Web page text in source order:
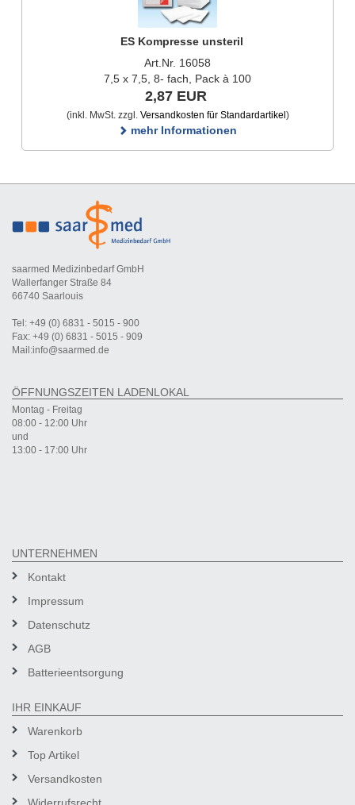
ES Kompresse unsteril
Art.Nr. 16058
7,5 x 7,5, 8- fach, Pack à 100
2,87 EUR
(inkl. MwSt. zzgl. Versandkosten für Standardartikel )
mehr Informationen
saarmed Medizinbedarf GmbH
Wallerfanger Straße 84
66740 Saarlouis
Tel: +49 (0) 6831 - 5015 - 900
Fax: +49 (0) 6831 - 5015 - 909
Mail:info@saarmed.de
ÖFFNUNGSZEITEN LADENLOKAL
Montag - Freitag
08:00 - 12:00 Uhr
und
13:00 - 17:00 Uhr
UNTERNEHMEN
Kontakt
Impressum
Datenschutz
AGB
Batterieentsorgung
IHR EINKAUF
Warenkorb
Top Artikel
Versandkosten